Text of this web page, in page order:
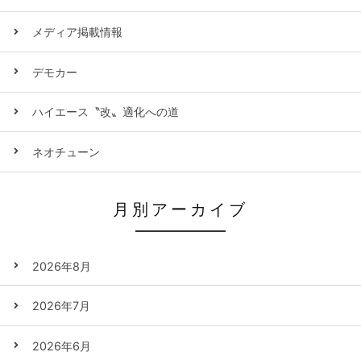
メディア掲載情報
デモカー
ハイエース〝改〟適化への道
ネオチューン
月別アーカイブ
2026年8月
2026年7月
2026年6月